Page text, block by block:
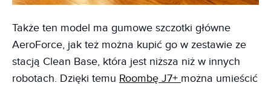
Także ten model ma gumowe szczotki główne
AeroForce, jak też można kupić go w zestawie ze
stacją Clean Base, która jest niższa niż w innych
robotach. Dzięki temu Roombę J7+ można umieścić